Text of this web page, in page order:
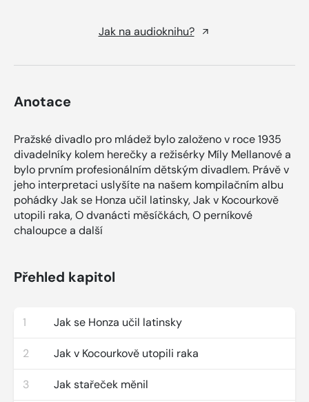
Jak na audioknihu?
Anotace
Pražské divadlo pro mládež bylo založeno v roce 1935
divadelníky kolem herečky a režisérky Míly Mellanové a
bylo prvním profesionálním dětským divadlem. Právě v
jeho interpretaci uslyšíte na našem kompilačním albu
pohádky Jak se Honza učil latinsky, Jak v Kocourkově
utopili raka, O dvanácti měsíčkách, O perníkové
chaloupce a další
Přehled kapitol
1 Jak se Honza učil latinsky
2 Jak v Kocourkově utopili raka
3 Jak stařeček měnil